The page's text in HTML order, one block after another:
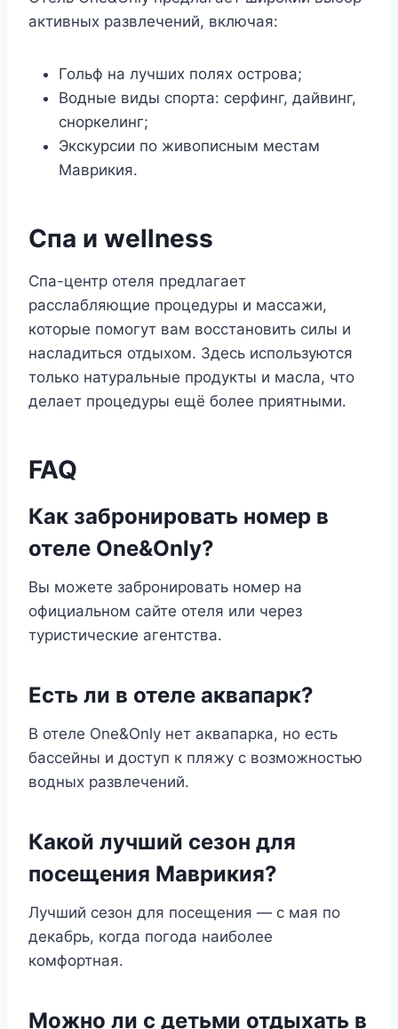
активных развлечений, включая:
Гольф на лучших полях острова;
Водные виды спорта: серфинг, дайвинг,
сноркелинг;
Экскурсии по живописным местам
Маврикия.
Спа и wellness
Спа-центр отеля предлагает
расслабляющие процедуры и массажи,
которые помогут вам восстановить силы и
насладиться отдыхом. Здесь используются
только натуральные продукты и масла, что
делает процедуры ещё более приятными.
FAQ
Как забронировать номер в
отеле One&Only?
Вы можете забронировать номер на
официальном сайте отеля или через
туристические агентства.
Есть ли в отеле аквапарк?
В отеле One&Only нет аквапарка, но есть
бассейны и доступ к пляжу с возможностью
водных развлечений.
Какой лучший сезон для
посещения Маврикия?
Лучший сезон для посещения — с мая по
декабрь, когда погода наиболее
комфортная.
Можно ли с детьми отдыхать в